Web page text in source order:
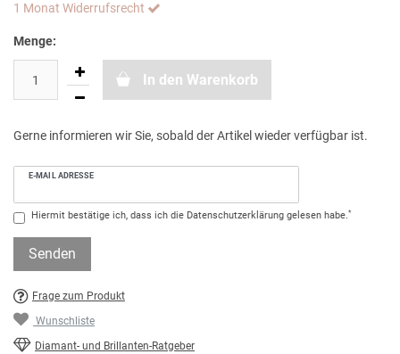
1 Monat Widerrufsrecht
Menge:
In den Warenkorb
Gerne informieren wir Sie, sobald der Artikel wieder verfügbar ist.
E-MAIL ADRESSE
Hiermit bestätige ich, dass ich die Daten­schutz­erklärung gelesen habe.*
Senden
Frage zum Produkt
Wunschliste
Diamant- und Brillanten-Ratgeber